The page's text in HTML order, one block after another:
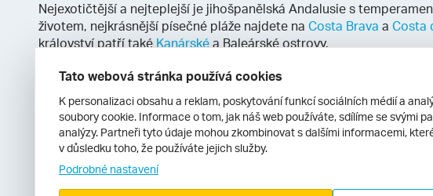
Nejexotičtější a nejteplejší je jihošpanělská Andalusie s
životem, nejkrásnější písečné pláže najdete na Costa Brava a Costa
království patří také Kanárské a Baleárské ostrovy.
Počasí ve Španělsku
Poznávací pobyty si naplánujte na jaro či podzim, Andalusii klidně i
horké a hodí se hlavně pro plážovou dovolenou. V zimním období
ostrovy v Atlantiku.
Tato webová stránka používá cookies
K personalizaci obsahu a reklam, poskytování funkcí sociálních médií a
soubory cookie. Informace o tom, jak náš web používáte, sdílíme se svými
analýzy. Partneři tyto údaje mohou zkombinovat s dalšími informacemi,
v důsledku toho, že používáte jejich služby.
Podrobné nastavení